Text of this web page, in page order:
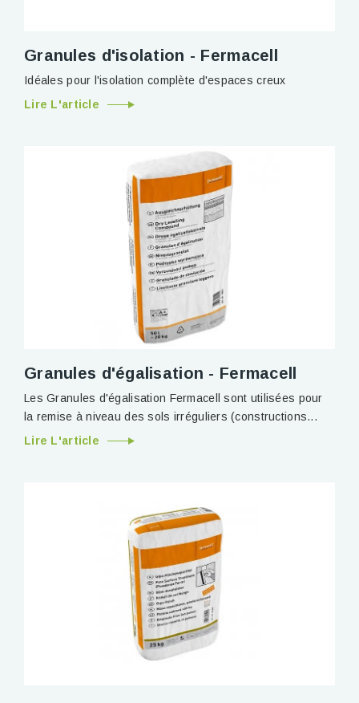
Granules d'isolation - Fermacell
Idéales pour l'isolation complète d'espaces creux
Lire L'article
Granules d'égalisation - Fermacell
Les Granules d'égalisation Fermacell sont utilisées pour
la remise à niveau des sols irréguliers (constructions...
Lire L'article